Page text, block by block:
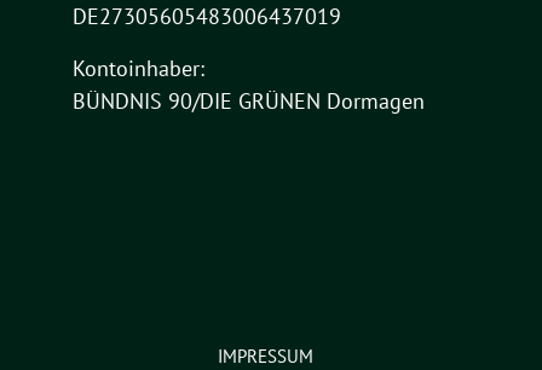
DE27305605483006437019
Kontoinhaber:
BÜNDNIS 90/DIE GRÜNEN Dormagen
IMPRESSUM